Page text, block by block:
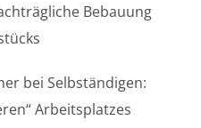
Bebauung
bei Selbständigen:
Arbeitsplatzes